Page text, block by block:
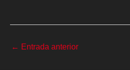
← Entrada anterior